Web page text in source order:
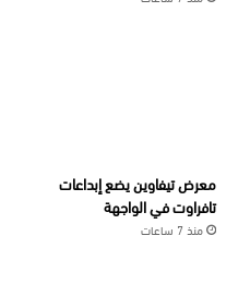
معرض تيفاوين يضع إبداعات
تافراوت في الواجهة
منذ 7 ساعات